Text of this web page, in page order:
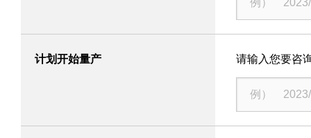
计划开始量产 请输入您要咨